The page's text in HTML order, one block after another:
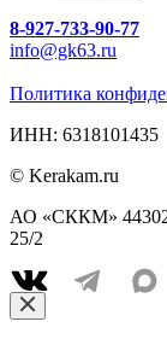
8-927-733-90-77
info@gk63.ru
Политика
ИНН:
© Kerakam.ru
АО «СККМ»
25/2